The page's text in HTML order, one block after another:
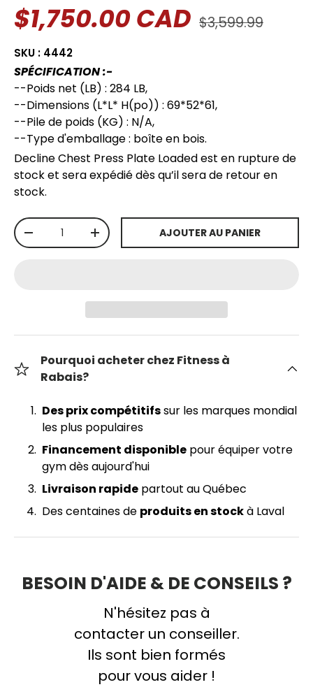
$1,750.00 CAD $3,599.99
SKU : 4442
SPÉCIFICATION :-
--Poids net (LB) : 284 LB,
--Dimensions (L*L* H(po)) : 69*52*61,
--Pile de poids (KG) : N/A,
--Type d'emballage : boîte en bois.
Decline Chest Press Plate Loadedest en rupture de
stock et sera expédié dès qu’il sera de retour en
stock.
Qté
-
+ AJOUTER AU PANIER
Pourquoi acheter chez Fitness à
Rabais?
Des prix compétitifssur les marques mondial
les plus populaires
Financement disponible pour équiper votre
gym dès aujourd'hui
Livraison rapide partout au Québec
Des centaines de produits en stockà Laval
BESOIN D'AIDE & DE CONSEILS ?
N'hésitez pas à
contacter un conseiller.
Ils sont bien formés
pour vous aider !